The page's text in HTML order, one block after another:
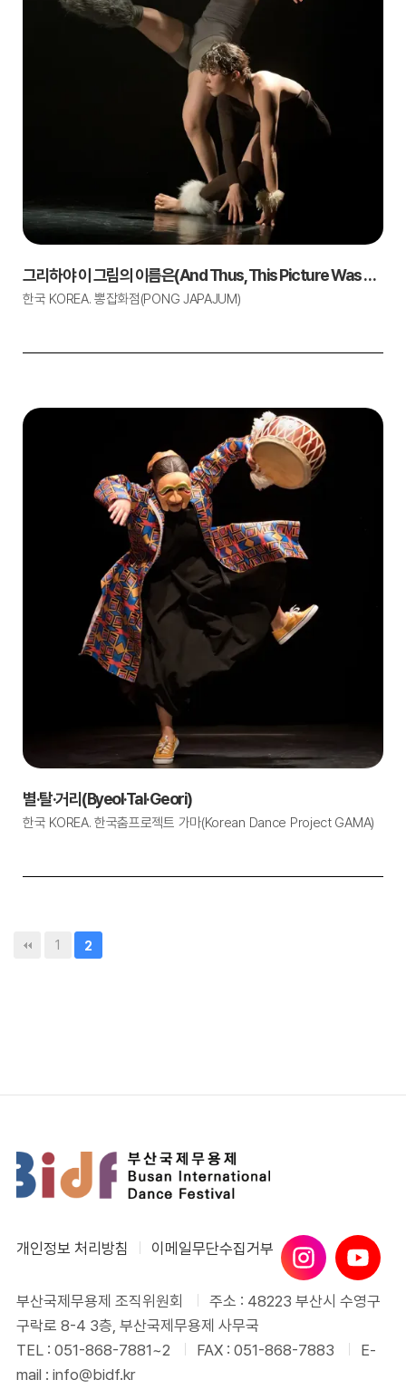
그리하야 이 그림의 이름은(And Thus, This Picture Was Named)
한국 KOREA. 뽕잡화점(PONG JAPAJUM)
별·탈·거리(Byeol·Tal·Geori)
한국 KOREA. 한국춤프로젝트 가마(Korean Dance Project GAMA)
1 2
개인정보 처리방침 이메일무단수집거부
부산국제무용제 조직위원회
주소 : 48223 부산시 수영구
구락로 8-4 3층, 부산국제무용제 사무국
TEL : 051-868-7881~2
FAX : 051-868-7883
E-
mail : info@bidf.kr